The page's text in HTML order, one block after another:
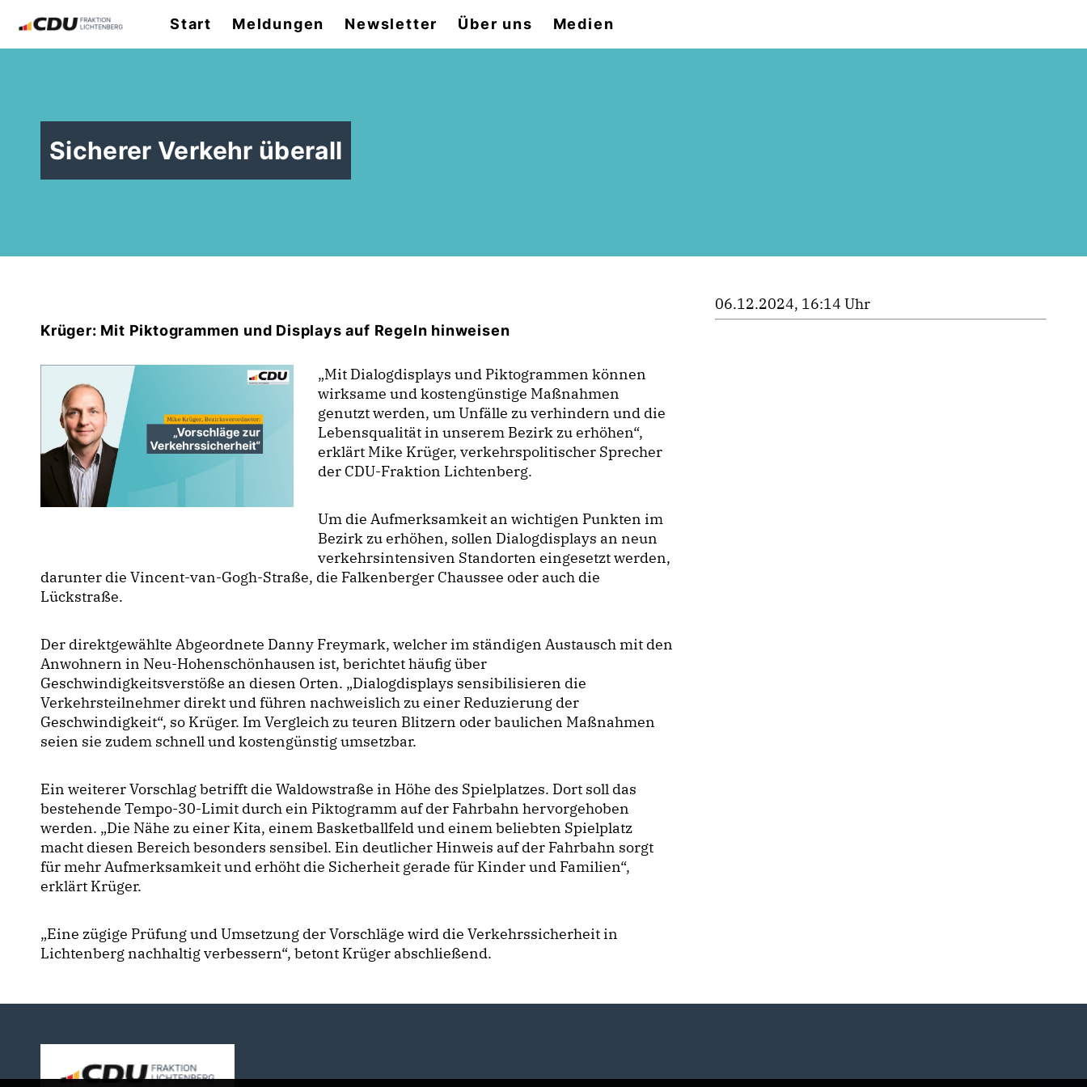
Start Meldungen Newsletter Über uns Medien
Sicherer Verkehr überall
Krüger: Mit Piktogrammen und Displays auf Regeln hinweisen
Mit Dialogdisplays und Piktogrammen können
wirksame und kostengünstige Maßnahmen
genutzt werden, um Unfälle zu verhindern und die
Lebensqualität in unserem Bezirk zu erhöhen“,
erklärt Mike Krüger, verkehrspolitischer Sprecher
der CDU-Fraktion Lichtenberg.
Um die Aufmerksamkeit an wichtigen Punkten im
Bezirk zu erhöhen, sollen Dialogdisplays an neun
verkehrsintensiven Standorten eingesetzt werden,
darunter die Vincent-van-Gogh-Straße, die Falkenberger Chaussee oder auch die
Lückstraße.
Der direktgewählte Abgeordnete Danny Freymark, welcher im ständigen Austausch mit den
Anwohnern in Neu-Hohenschönhausen ist, berichtet häufig über
Geschwindigkeitsverstöße an diesen Orten. „Dialogdisplays sensibilisieren die
Verkehrsteilnehmer direkt und führen nachweislich zu einer Reduzierung der
Geschwindigkeit“, so Krüger. Im Vergleich zu teuren Blitzern oder baulichen Maßnahmen
seien sie zudem schnell und kostengünstig umsetzbar.
Ein weiterer Vorschlag betrifft die Waldowstraße in Höhe des Spielplatzes. Dort soll das
bestehende Tempo-30-Limit durch ein Piktogramm auf der Fahrbahn hervorgehoben
werden. „Die Nähe zu einer Kita, einem Basketballfeld und einem beliebten Spielplatz
macht diesen Bereich besonders sensibel. Ein deutlicher Hinweis auf der Fahrbahn sorgt
für mehr Aufmerksamkeit und erhöht die Sicherheit gerade für Kinder und Familien“,
erklärt Krüger.
Eine zügige Prüfung und Umsetzung der Vorschläge wird die Verkehrssicherheit in
Lichtenberg nachhaltig verbessern“, betont Krüger abschließend.
06.12.2024, 16:14 Uhr